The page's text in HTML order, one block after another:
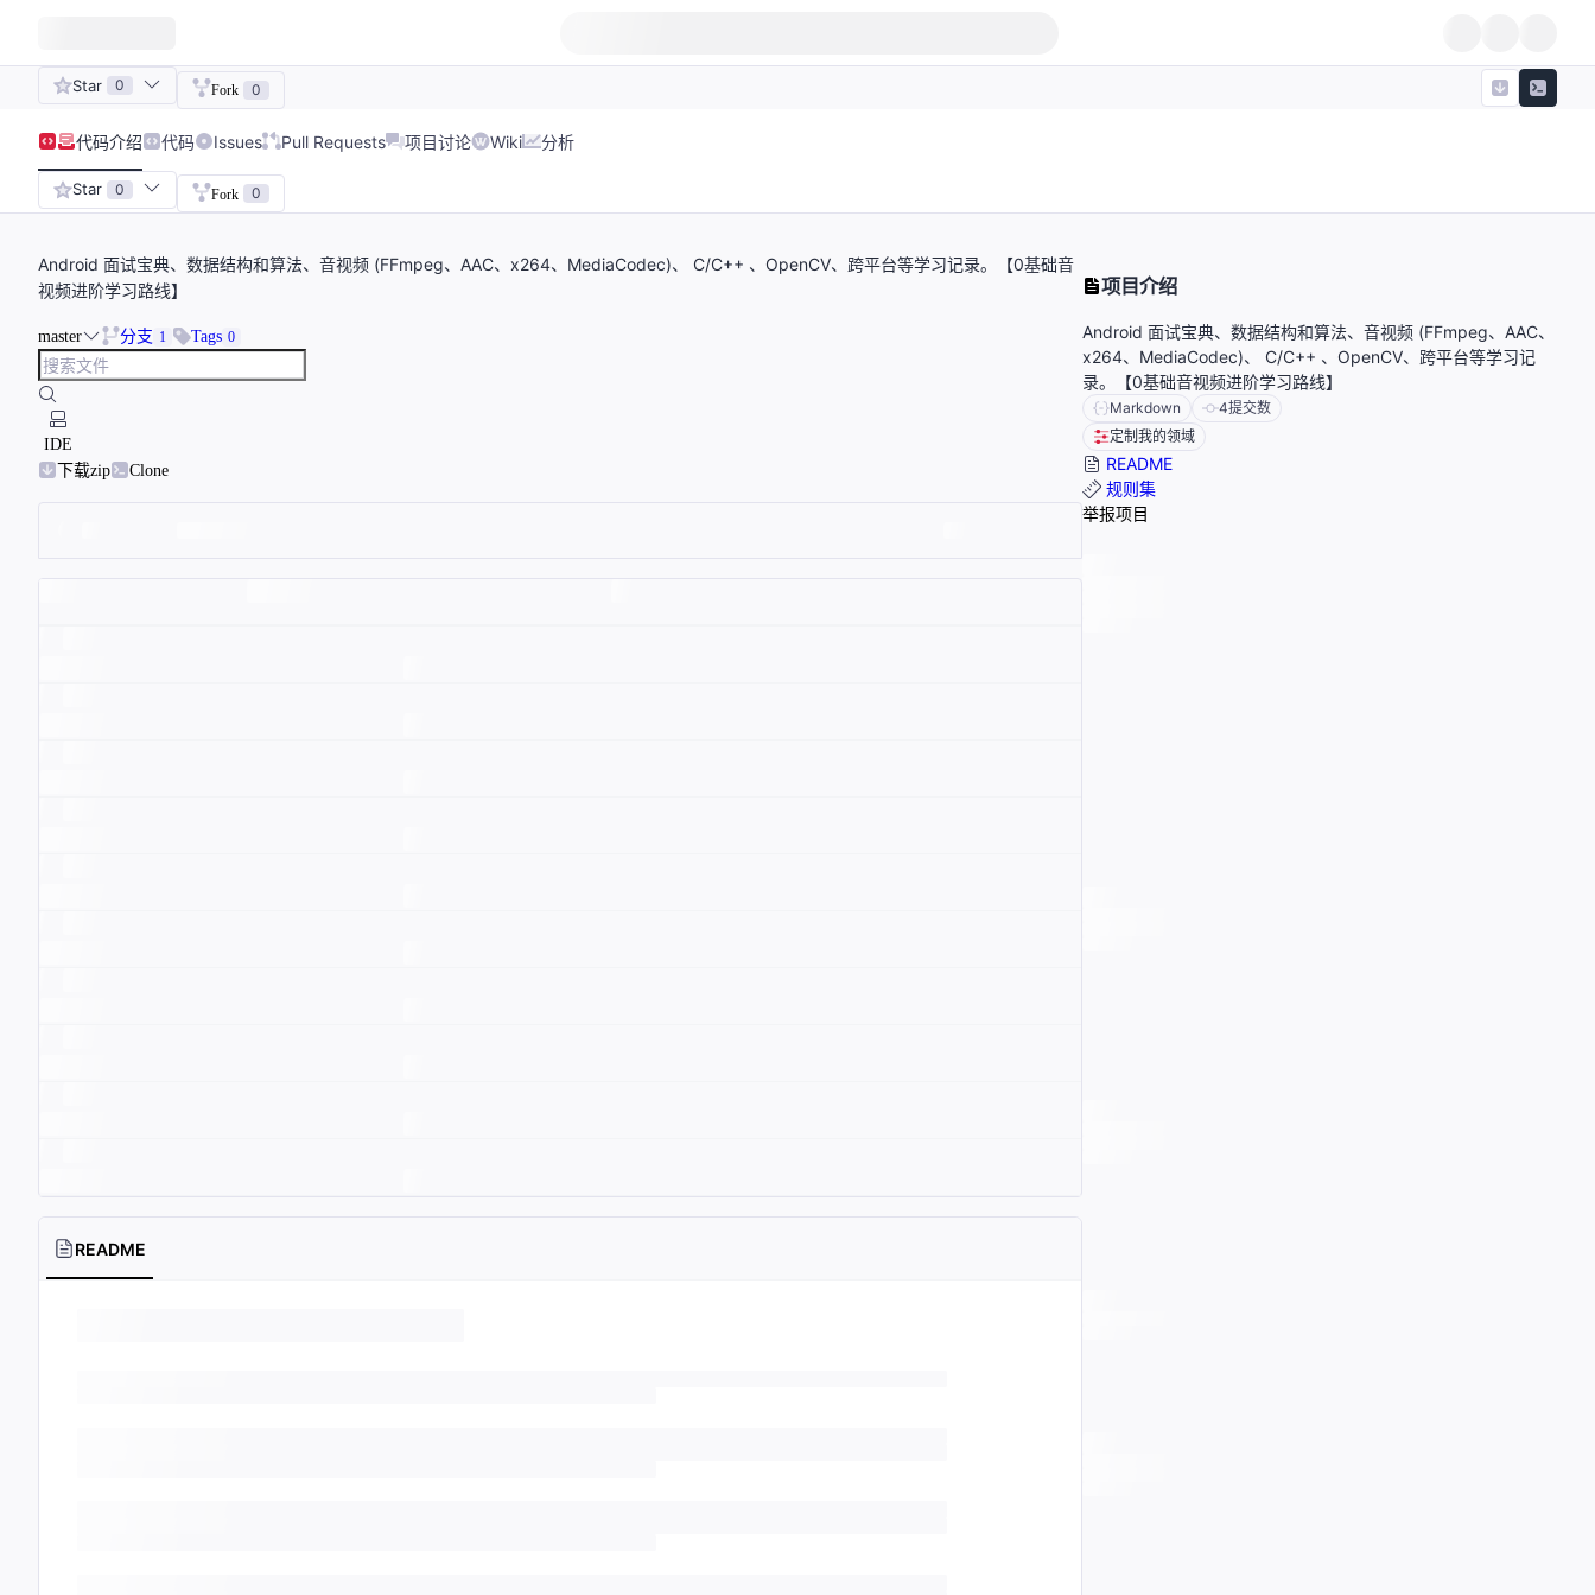
Star 0 Fork 0
代码介绍 代码 Issues Pull Requests 项目讨论 Wiki 分析
Star 0 Fork 0
Android 面试宝典、数据结构和算法、音视频 (FFmpeg、AAC、x264、MediaCodec)、 C/C++ 、OpenCV、跨平台等学习记录。【0基础音
视频进阶学习路线】
master 分支 1 Tags 0
IDE
下载zip
Clone
README
项目介绍
Android 面试宝典、数据结构和算法、音视频 (FFmpeg、AAC、
x264、MediaCodec)、 C/C++ 、OpenCV、跨平台等学习记
录。【0基础音视频进阶学习路线】
Markdown 4提交数
定制我的领域
README
规则集
举报项目